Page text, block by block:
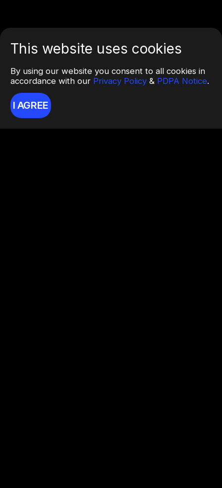
This website uses cookies
By using our website you consent to all cookies in
accordance with our Privacy Policy & PDPA Notice.
I AGREE